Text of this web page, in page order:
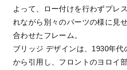
よって、ロー付けを行わずプレ
れながら別々のパーツの様に見
合わせたフレーム。
ブリッジ デザインは、1930年代
から引用し、フロントのヨロイ